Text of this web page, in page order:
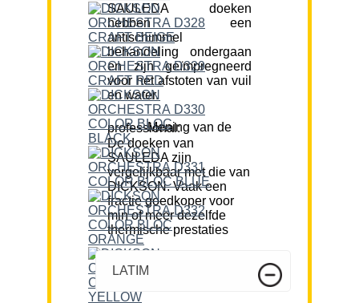
SAULEDA doeken
hebben een
antischimmel
behandeling ondergaan
en zijn geïmpregneerd
voor het afstoten van vuil
en water.
Mening van de professional:
De doeken van
SAULEDA zijn
vergelijkbaar met die van
DICKSON. Vaak een
fractie goedkoper voor
min of meer dezelfde
thermische prestaties
LATIM